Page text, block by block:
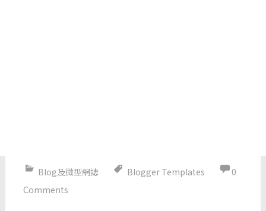
Blog及微型網誌 Blogger Templates
0
Comments